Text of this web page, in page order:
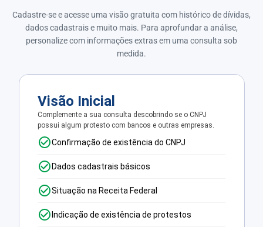
Cadastre-se e acesse uma visão gratuita com histórico de dívidas,
dados cadastrais e muito mais. Para aprofundar a análise,
personalize com informações extras em uma consulta sob
medida.
Visão Inicial
Complemente a sua consulta descobrindo se o CNPJ
possui algum protesto com bancos e outras empresas.
Confirmação de existência do CNPJ
Dados cadastrais básicos
Situação na Receita Federal
Indicação de existência de protestos